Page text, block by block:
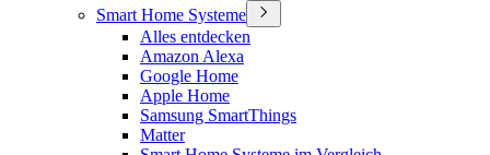
Smart Home Systeme
Alles entdecken
Amazon Alexa
Google Home
Apple Home
Samsung SmartThings
Matter